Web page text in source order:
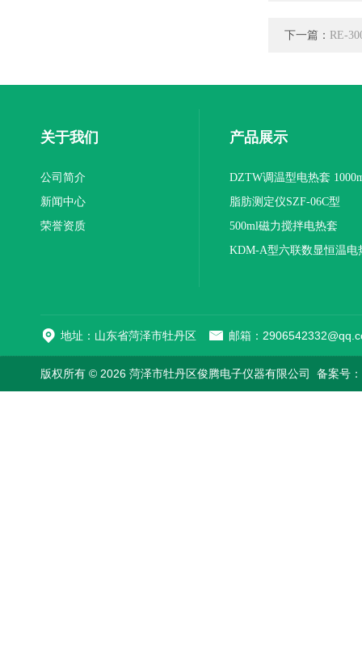
下一篇： RE-
关于我们
公司简介
新闻中心
荣誉资质
产品展示
DZTW调温型电热套
联
脂肪测定仪SZF-06C型
500ml磁力搅拌电热套
KDM-A型六联数显恒温电
地址：山东省菏泽市牡丹区 邮箱：
版权所有 © 2026 菏泽市牡丹区俊腾电子仪器有限公司 备案号